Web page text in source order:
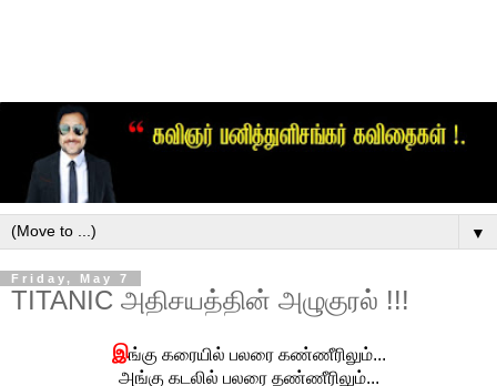
▼
Friday, May 7
TITANIC அதிசயத்தின் அழுகுரல் !!!
இங்கு கரையில் பலரை கண்ணீரிலும்...
அங்கு கடலில் பலரை தண்ணீரிலும்...